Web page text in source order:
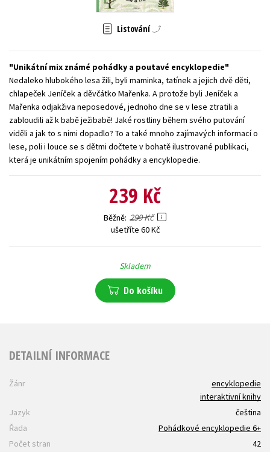
Listování
Unikátní mix známé pohádky a poutavé encyklopedie
Nedaleko hlubokého lesa žili, byli maminka, tatínek a jejich dvě děti,
chlapeček Jeníček a děvčátko Mařenka. A protože byli Jeníček a
Mařenka odjakživa neposedové, jednoho dne se v lese ztratili a
zabloudili až k babě ježibabě! Jaké rostliny během svého putování
viděli a jak to s nimi dopadlo? To a také mnoho zajímavých informací o
lese, poli i louce se s dětmi dočtete v bohatě ilustrované publikaci,
která je unikátním spojením pohádky a encyklopedie.
239 Kč
Běžně 299 Kč
ušetříte 60 Kč
Skladem
Do košíku
DETAILNÍ INFORMACE
Žánr
encyklopedie
interaktivní knihy
Jazyk
čeština
Řada
Pohádkové encyklopedie 6+
Počet stran
42